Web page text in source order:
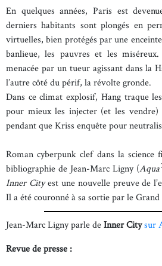
En quelques années, Paris est
derniers habitants sont plongés en
virtuelles, bien protégés par une
banlieue, les pauvres et les
menacée par un tueur agissant dans la
l’autre côté du périf, la révolte gronde.
Dans ce climat explosif, Hang traque
pour mieux les injecter (et les vendre)
pendant que Kriss enquête pour
Roman cyberpunk clef dans la science
bibliographie de Jean-Marc Ligny (Aqua
Inner Cityest une nouvelle preuve de
Il a été couronné à sa sortie par le
Jean-Marc Ligny parle deInner Citysur
Revue de presse :